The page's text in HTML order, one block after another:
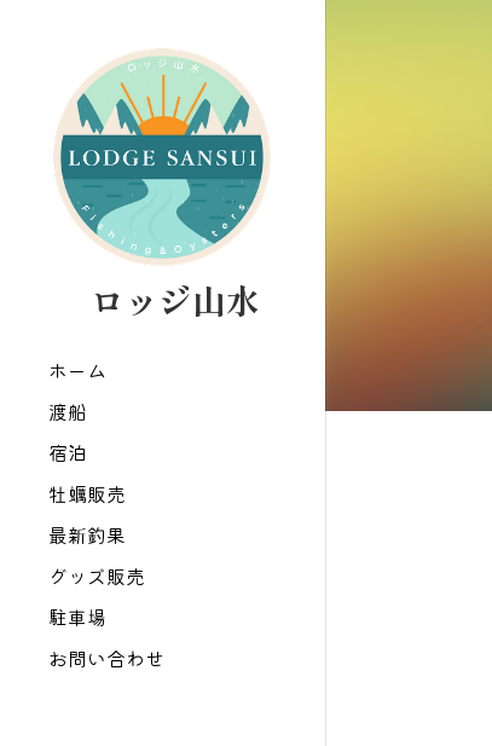
   ロッジ山水
ホーム
渡船
宿泊
牡蠣販売
最新釣果
グッズ販売
駐車場
お問い合わせ